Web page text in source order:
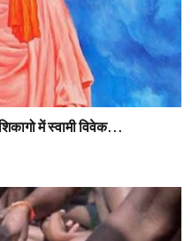
में स्वामी विवेक...